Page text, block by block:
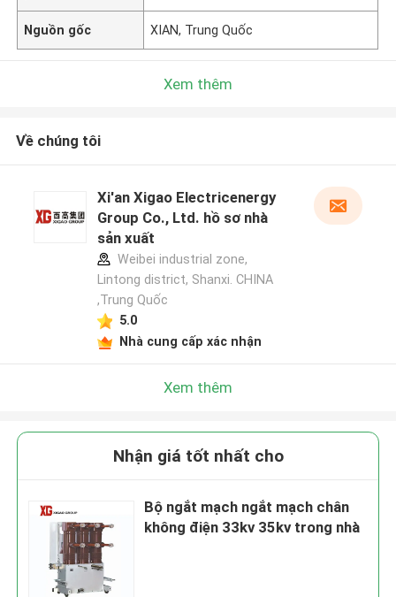
Nguồn gốc XIAN, Trung Quốc
Xem thêm
Về chúng tôi
Xi'an Xigao Electricenergy
Group Co., Ltd. hồ sơ nhà
sản xuất
Weibei industrial zone,
Lintong district, Shanxi. CHINA
,Trung Quốc
5.0
Nhà cung cấp xác nhận
Xem thêm
Nhận giá tốt nhất cho
Bộ ngắt mạch ngắt mạch chân
không điện 33kv 35kv trong nhà